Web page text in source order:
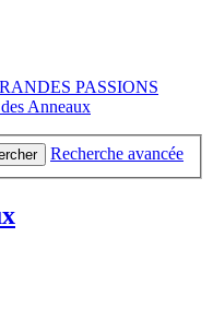
PASSIONS
Anneaux
Recherche avancée